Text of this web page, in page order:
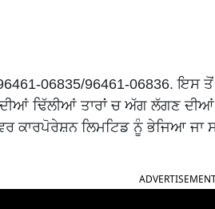
06835/96461-06836. ਇਸ
ਢਿੱਲੀਆਂ ਤਾਰਾਂ ਚ ਅੱਗ ਲੱਗਣ ਦੀਆਂ
ਕਾਰਪੋਰੇਸ਼ਨ ਲਿਮਟਿਡ ਨੂੰ ਭੇਜਿਆ ਜਾ